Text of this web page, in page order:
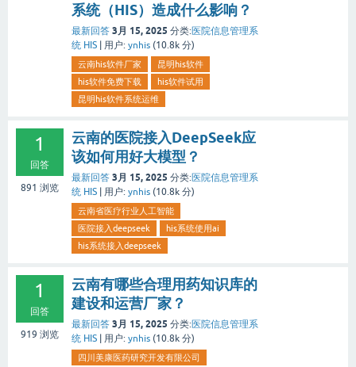
系统（HIS）造成什么影响？
最新回答 3月 15, 2025 分类:医院信息管理系
统 HIS
用户: ynhis (10.8k 分)
云南his软件厂家
昆明his软件
his软件免费下载
his软件试用
昆明his软件系统运维
1
回答
891 浏览
云南的医院接入DeepSeek应
该如何用好大模型？
最新回答 3月 15, 2025 分类:医院信息管理系
统 HIS
用户: ynhis (10.8k 分)
云南省医疗行业人工智能
医院接入deepseek
his系统使用ai
his系统接入deepseek
1
回答
919 浏览
云南有哪些合理用药知识库的
建设和运营厂家？
最新回答 3月 15, 2025 分类:医院信息管理系
统 HIS
用户: ynhis (10.8k 分)
四川美康医药研究开发有限公司